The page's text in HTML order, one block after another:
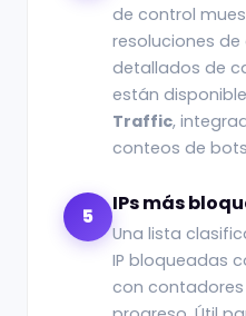
de control
resoluciones
detallados de
están
Traffic,
conteos de
5
IPs más
Una lista
IP bloqueadas
con